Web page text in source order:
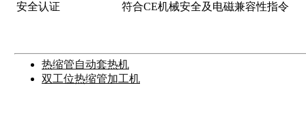
安全认证
符合CE机械安全及电磁兼容性指令
热缩管自动套热机
双工位热缩管加工机